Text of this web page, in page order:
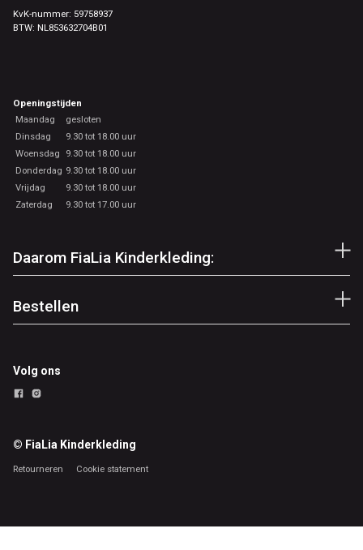
KvK-nummer: 59758937
BTW: NL853632704B01
Openingstijden
Maandag
gesloten
Dinsdag
9.30 tot 18.00 uur
Woensdag
9.30 tot 18.00 uur
Donderdag 9.30 tot 18.00 uur
Vrijdag
9.30 tot 18.00 uur
Zaterdag
9.30 tot 17.00 uur
Daarom FiaLia Kinderkleding:
Bestellen
Volg ons
© FiaLia Kinderkleding
Retourneren Cookie statement